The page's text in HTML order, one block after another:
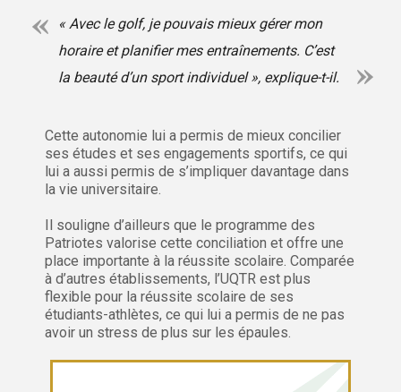
« Avec le golf, je pouvais mieux gérer mon
horaire et planifier mes entraînements. C’est
la beauté d’un sport individuel », explique-t-il.
Cette autonomie lui a permis de mieux concilier
ses études et ses engagements sportifs, ce qui
lui a aussi permis de s’impliquer davantage dans
la vie universitaire.
Il souligne d’ailleurs que le programme des
Patriotes valorise cette conciliation et offre une
place importante à la réussite scolaire. Comparée
à d’autres établissements, l’UQTR est plus
flexible pour la réussite scolaire de ses
étudiants-athlètes, ce qui lui a permis de ne pas
avoir un stress de plus sur les épaules.